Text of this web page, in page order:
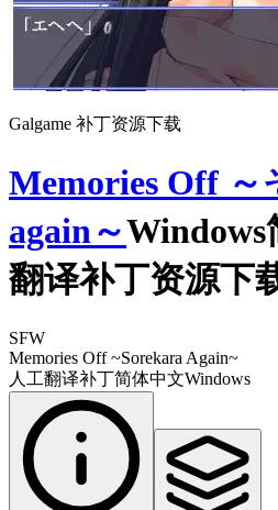
Galgame 补丁资源下载
Memories Off ～
again～
翻译补丁资源下
SFW
Memories Off ~Sorekara Again~
人工翻译补丁简体中文Windows